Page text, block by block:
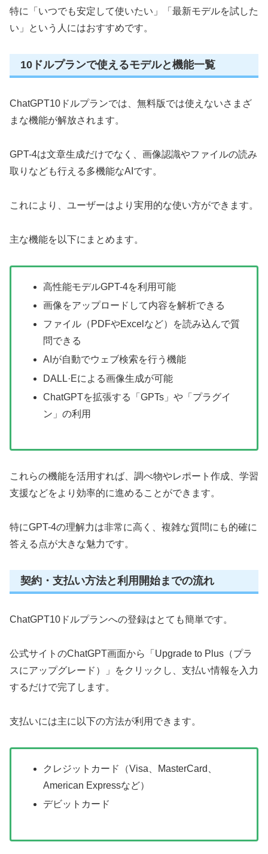
特に「いつでも安定して使いたい」「最新モデルを試した
い」という人にはおすすめです。
10ドルプランで使えるモデルと機能一覧
ChatGPT10ドルプランでは、無料版では使えないさまざ
まな機能が解放されます。
GPT-4は文章生成だけでなく、画像認識やファイルの読み
取りなども行える多機能なAIです。
これにより、ユーザーはより実用的な使い方ができます。
主な機能を以下にまとめます。
高性能モデルGPT-4を利用可能
画像をアップロードして内容を解析できる
ファイル（PDFやExcelなど）を読み込んで質
問できる
AIが自動でウェブ検索を行う機能
DALL·Eによる画像生成が可能
ChatGPTを拡張する「GPTs」や「プラグイ
ン」の利用
これらの機能を活用すれば、調べ物やレポート作成、学習
支援などをより効率的に進めることができます。
特にGPT-4の理解力は非常に高く、複雑な質問にも的確に
答える点が大きな魅力です。
契約・支払い方法と利用開始までの流れ
ChatGPT10ドルプランへの登録はとても簡単です。
公式サイトのChatGPT画面から「Upgrade to Plus（プラ
スにアップグレード）」をクリックし、支払い情報を入力
するだけで完了します。
支払いには主に以下の方法が利用できます。
クレジットカード（Visa、MasterCard、
American Expressなど）
デビットカード